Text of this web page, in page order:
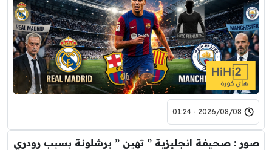
2026/08/08 - 01:24
صور : صحيفة انجليزية ” تهين ” برشلونة بسبب رودري